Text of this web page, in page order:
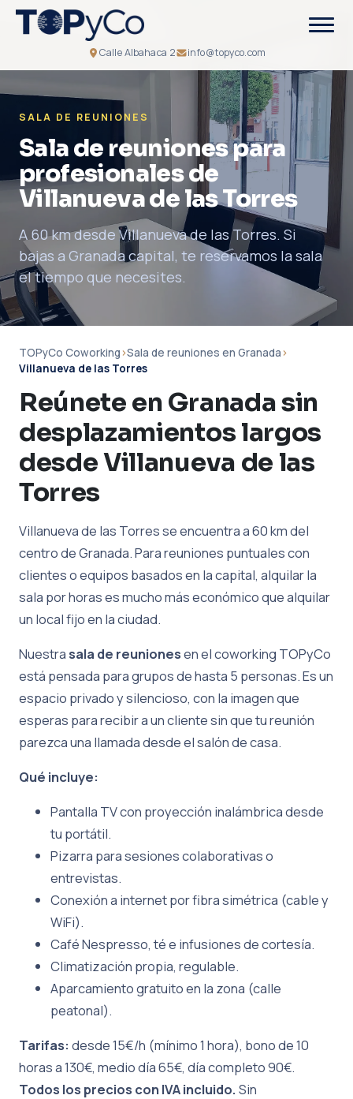
Calle Albahaca 2 info@topyco.com
SALA DE REUNIONES
Sala de reuniones para
profesionales de
Villanueva de las Torres
A 60 km desde Villanueva de las Torres. Si
bajas a Granada capital, te reservamos la sala
el tiempo que necesites.
TOPyCo Coworking›Sala de reuniones en Granada›
Villanueva de las Torres
Reúnete en Granada sin
desplazamientos largos
desde Villanueva de las
Torres
Villanueva de las Torres se encuentra a 60 km del
centro de Granada. Para reuniones puntuales con
clientes o equipos basados en la capital, alquilar la
sala por horas es mucho más económico que alquilar
un local fijo en la ciudad.
Nuestrasala de reunionesen el coworking TOPyCo
está pensada para grupos de hasta 5 personas. Es un
espacio privado y silencioso, con la imagen que
esperas para recibir a un cliente sin que tu reunión
parezca una llamada desde el salón de casa.
Qué incluye:
Pantalla TV con proyección inalámbrica desde
tu portátil.
Pizarra para sesiones colaborativas o
entrevistas.
Conexión a internet por fibra simétrica (cable y
WiFi).
Café Nespresso, té e infusiones de cortesía.
Climatización propia, regulable.
Aparcamiento gratuito en la zona (calle
peatonal).
Tarifas: desde 15€/h (mínimo 1 hora), bono de 10
horas a 130€, medio día 65€, día completo 90€.
Todos los precios con IVA incluido. Sin